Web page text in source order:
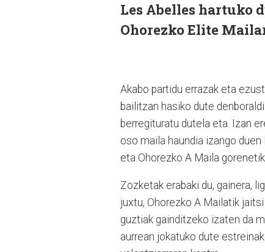
Les Abelles hartuko
Ohorezko Elite
Akabo partidu errazak eta
bailitzan hasiko dute
berregituratu dutela eta. Izan
oso maila haundia izango
eta Ohorezko A Maila
Zozketak erabaki du, gainera,
juxtu, Ohorezko A Mailatik
guztiak gainditzeko izaten da
aurrean jokatuko dute